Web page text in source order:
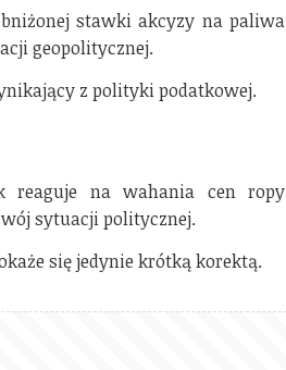
stawki akcyzy na paliwa
geopolitycznej.
z polityki podatkowej.
reaguje na wahania cen ropy
sytuacji politycznej.
się jedynie krótką korektą.